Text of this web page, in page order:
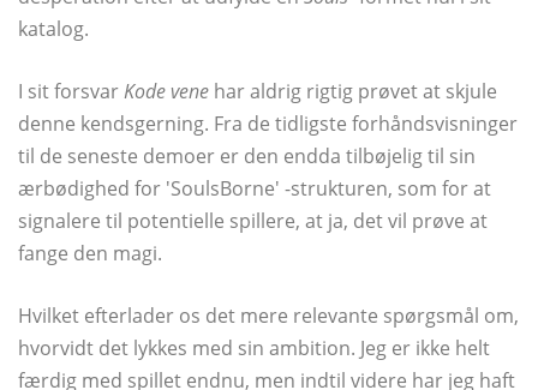
katalog.
I sit forsvarKode vene har aldrig rigtig prøvet at skjule
denne kendsgerning. Fra de tidligste forhåndsvisninger
til de seneste demoer er den endda tilbøjelig til sin
ærbødighed for 'SoulsBorne' -strukturen, som for at
signalere til potentielle spillere, at ja, det vil prøve at
fange den magi.
Hvilket efterlader os det mere relevante spørgsmål om,
hvorvidt det lykkes med sin ambition. Jeg er ikke helt
færdig med spillet endnu, men indtil videre har jeg haft